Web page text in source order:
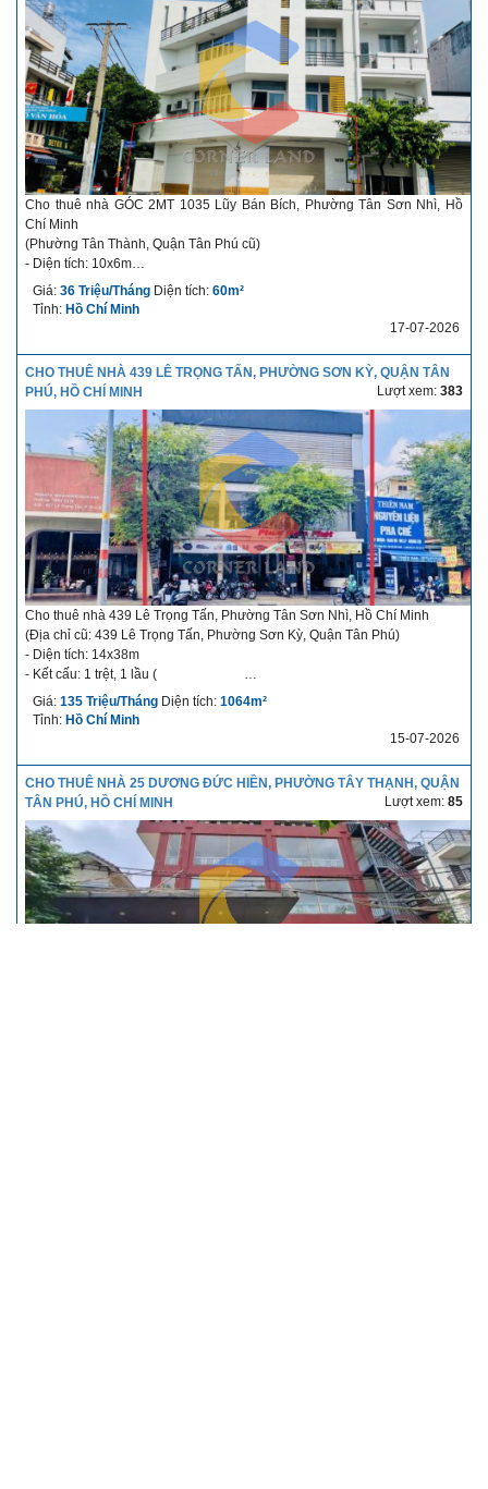
Cho thuê nhà GÓC 2MT 1035 Lũy Bán Bích, Phường Tân Sơn Nhì, Hồ
Chí Minh
(Phường Tân Thành, Quận Tân Phú cũ)
- Diện tích: 10x6m
- Kết cấu: 1 trệt
- Giá cho thuê: 36 triệu/tháng
- Thời gian nhận nhà: nhận ngay
Mô tả chi tiết về nhà cho thuê: Mặt bằng góc 2MT Luỹ Bán Bích & Dân
Tộc. Thích hợp làm cafe, nhà thuốc, showroom,...
Liên hệ:
Công ty Bất Động Sản Nhà phố Corner Land
Nhân viên: Support
Phone: 0944555605
Email: hotro1.cornerland@gmail.com
Giá: 36 Triệu/Tháng Diện tích: 60m²
Tỉnh: Hồ Chí Minh
17-07-2026
CHO THUÊ NHÀ 439 LÊ TRỌNG TẤN, PHƯỜNG SƠN KỲ, QUẬN TÂN
PHÚ, HỒ CHÍ MINH
Lượt xem: 383
Cho thuê nhà 439 Lê Trọng Tấn, Phường Tân Sơn Nhì, Hồ Chí Minh
(Địa chỉ cũ: 439 Lê Trọng Tấn, Phường Sơn Kỳ, Quận Tân Phú)
- Diện tích: 14x38m
- Kết cấu: 1 trệt, 1 lầu (
- Giá cho thuê: 135 triệu/tháng
- Thời hạn cho thuê: dài hạn
Gần
, cách
~10–15 phút, khu dân cư đông, kinh doanh sầm uất.
Showroom, siêu thị mini, gym – yoga, trung tâm đào
tạo,...
Liên hệ:
Công ty Bất Động Sản Nhà phố Corner Land
Nhân viên: Support
Giá: 135 Triệu/Tháng Diện tích: 1064m²
Tỉnh: Hồ Chí Minh
15-07-2026
CHO THUÊ NHÀ 25 DƯƠNG ĐỨC HIỀN, PHƯỜNG TÂY THẠNH, QUẬN
TÂN PHÚ, HỒ CHÍ MINH
Lượt xem: 85